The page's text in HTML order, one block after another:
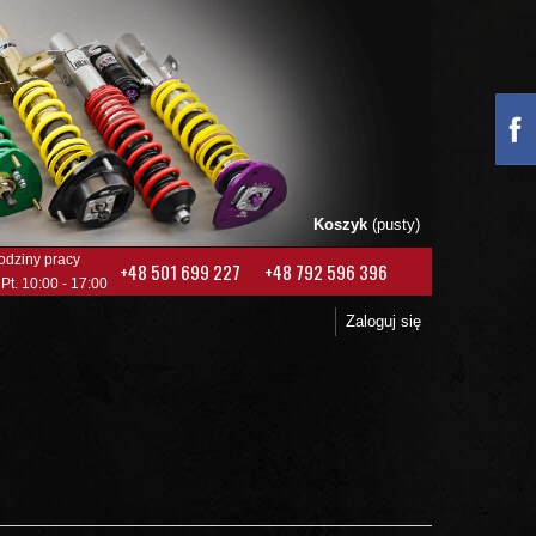
Koszyk (pusty)
pracy
10:00 - 17:00
+48 501 699 227 +48 792 596 396
Zaloguj się